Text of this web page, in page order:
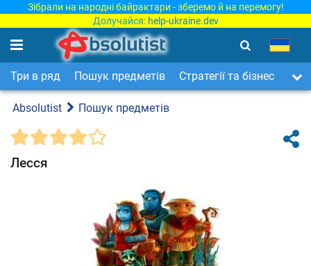
Зібрали на народні байрактари - зберемо й на перемогу!
Долучайся: help-ukraine.dev
Три в ряд Пошук предметів Стратегії та бізнес
Absolutist Пошук предметів
Лесся